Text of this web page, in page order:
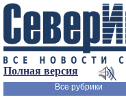
Полная версия
Все рубрики